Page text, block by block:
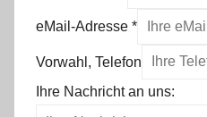
eMail-Adresse *
Vorwahl, Telefon
Ihre Nachricht an uns: